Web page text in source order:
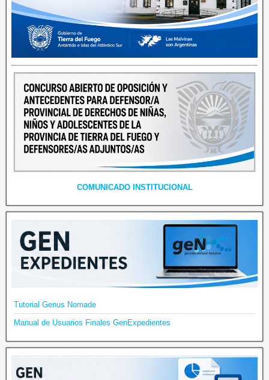
COMUNICADO INSTITUCIONAL
Tutorial Genus Nomade
Manual de Usuarios Finales GenExpedientes